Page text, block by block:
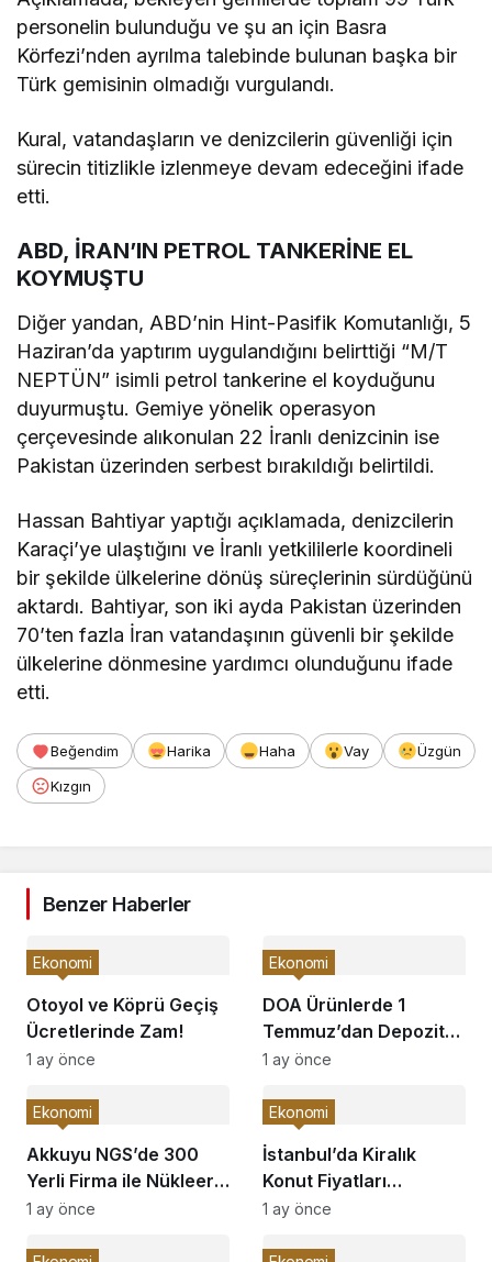
personelin bulunduğu ve şu an için Basra
Körfezi’nden ayrılma talebinde bulunan başka bir
Türk gemisinin olmadığı vurgulandı.
Kural, vatandaşların ve denizcilerin güvenliği için
sürecin titizlikle izlenmeye devam edeceğini ifade
etti.
ABD, İRAN’IN PETROL TANKERİNE EL
KOYMUŞTU
Diğer yandan, ABD’nin Hint-Pasifik Komutanlığı, 5
Haziran’da yaptırım uygulandığını belirttiği “M/T
NEPTÜN” isimli petrol tankerine el koyduğunu
duyurmuştu. Gemiye yönelik operasyon
çerçevesinde alıkonulan 22 İranlı denizcinin ise
Pakistan üzerinden serbest bırakıldığı belirtildi.
Hassan Bahtiyar yaptığı açıklamada, denizcilerin
Karaçi’ye ulaştığını ve İranlı yetkililerle koordineli
bir şekilde ülkelerine dönüş süreçlerinin sürdüğünü
aktardı. Bahtiyar, son iki ayda Pakistan üzerinden
70’ten fazla İran vatandaşının güvenli bir şekilde
ülkelerine dönmesine yardımcı olunduğunu ifade
etti.
Beğendim Harika Haha Vay
Üzgün
Kızgın
Benzer Haberler
Otoyol ve Köprü Geçiş
Ücretlerinde Zam!
Ekonomi
1 ay önce
DOA Ürünlerde 1
Temmuz’dan Depozito
İadesi Başlıyor!
Ekonomi
1 ay önce
Akkuyu NGS’de 300
Yerli Firma ile Nükleer
Atılım!
Ekonomi
1 ay önce
İstanbul’da Kiralık
Konut Fiyatları
Yükseliyor!
Ekonomi
1 ay önce